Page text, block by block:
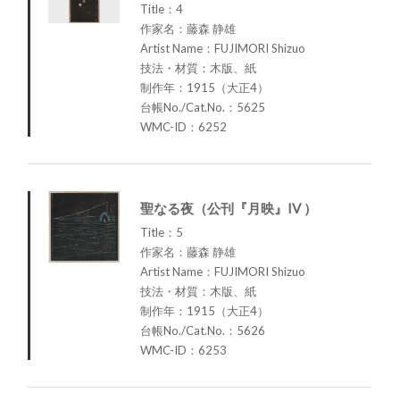
Title：4
作家名：藤森 静雄
Artist Name：FUJIMORI Shizuo
技法・材質：木版、紙
制作年：1915（大正4）
台帳No./Cat.No.：5625
WMC-ID：6252
聖なる夜（公刊『月映』IV ）
Title：5
作家名：藤森 静雄
Artist Name：FUJIMORI Shizuo
技法・材質：木版、紙
制作年：1915（大正4）
台帳No./Cat.No.：5626
WMC-ID：6253